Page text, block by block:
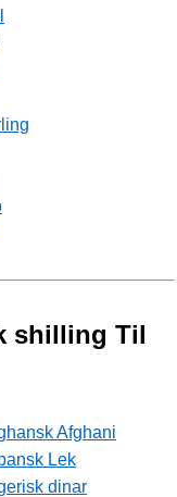
shilling Til
Afghani
Lek
dinar